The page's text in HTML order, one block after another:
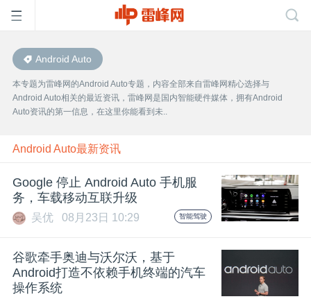
首
页
雷
峰
公
Android Auto
本专题为雷峰网的Android Auto专题，内容全部来自雷峰网精心选择与
Android Auto相关的最近资讯，雷峰网是国内智能硬件媒体，拥有Android
Auto资讯的第一信息，在这里你能看到未..
Android Auto最新资讯
Google 停止 Android Auto 手机服
务，车载移动互联升级
吴优 08月23日 10:29 智能驾驶
谷歌牵手奥迪与沃尔沃，基于
Android打造不依赖手机终端的汽车
操作系统